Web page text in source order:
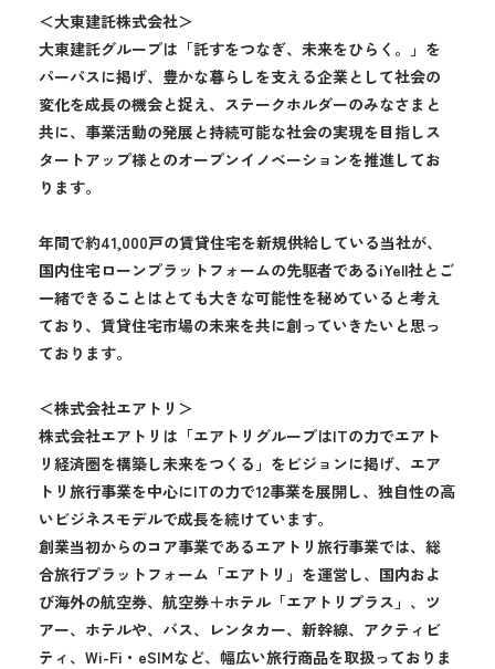
＜大東建託株式会社＞
大東建託グループは「託すをつなぎ、未来をひらく。」を
パーパスに掲げ、豊かな暮らしを支える企業として社会の
変化を成長の機会と捉え、ステークホルダーのみなさまと
共に、事業活動の発展と持続可能な社会の実現を目指しス
タートアップ様とのオープンイノベーションを推進してお
ります。
年間で約41,000戸の賃貸住宅を新規供給している当社が、
国内住宅ローンプラットフォームの先駆者であるiYell社とご
一緒できることはとても大きな可能性を秘めていると考え
ており、賃貸住宅市場の未来を共に創っていきたいと思っ
ております。
＜株式会社エアトリ＞
株式会社エアトリは「エアトリグループはITの力でエアト
リ経済圏を構築し未来をつくる」をビジョンに掲げ、エア
トリ旅行事業を中心にITの力で12事業を展開し、独自性の高
いビジネスモデルで成長を続けています。
創業当初からのコア事業であるエアトリ旅行事業では、総
合旅行プラットフォーム「エアトリ」を運営し、国内およ
び海外の航空券、航空券＋ホテル「エアトリプラス」、ツ
アー、ホテルや、バス、レンタカー、新幹線、アクティビ
ティ、Wi-Fi・eSIMなど、幅広い旅行商品を取扱っておりま